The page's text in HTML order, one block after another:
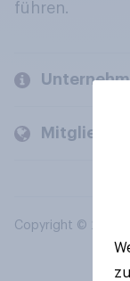
führen.
Mitglieder
Copyright © 2026